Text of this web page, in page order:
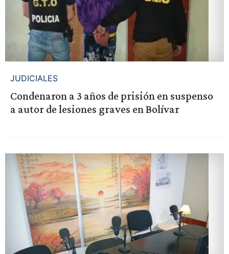
JUDICIALES
Condenaron a 3 años de prisión en suspenso
a autor de lesiones graves en Bolívar